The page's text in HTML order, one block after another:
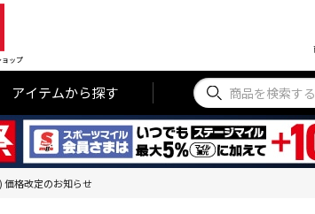
ョップ
アイテムから探す
価格改定のお知らせ